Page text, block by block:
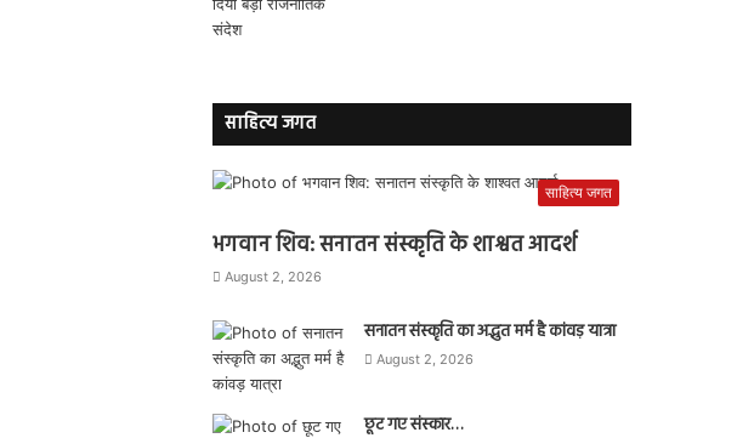
साहित्य जगत
साहित्य जगत
भगवान शिव: सनातन संस्कृति के शाश्वत आदर्श
August 2, 2026
सनातन संस्कृति का अद्भुत मर्म है कांवड़ यात्रा
August 2, 2026
छूट गए संस्कार…